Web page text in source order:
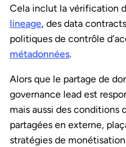
Cela inclut la vérification
lineage, des data
politiques de contrôle
métadonnées.
Alors que le partage de
governance lead est
mais aussi des conditions
partagées en externe,
stratégies de